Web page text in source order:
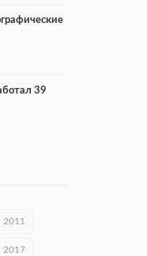
39
въезде в
2011
2017